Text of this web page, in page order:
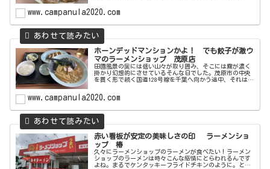
店。昔はちょいちょい来てたんで...
www.campanula2020.com
ホーンデッドマンションかよ！ でも餃子が激ウ
マのラーメンショップ 茂原店
田園風景の奥には低い山々が取り囲み、そこには霧が濃く
掛かり幻想的にさせているそんな日でした。茂原市の中央
を貫く形で続く国道128号線を千葉へ向かう途中、それは突
が掛かった風景に突如現れる赤...
www.campanula2020.com
赤い看板が安定の美味しさの印 ラーメンショ
ップ 椿
久々にラーメンショップのラーメンが食べたい！ラーメン
ショップのラーメンは時々こんな感情にとらわれるんです
よね。まるでケンタッキーフライドチキンのように。と言